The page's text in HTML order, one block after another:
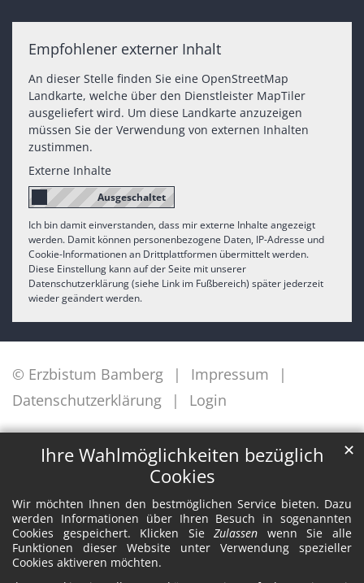
Ihre Wahlmöglichkeiten bezüglich
Cookies
Wir möchten Ihnen den bestmöglichen Service bieten. Dazu
werden Informationen über Ihren Besuch in sogenannten
Cookies gespeichert. Klicken SieZulassen wenn Sie alle
Funktionen dieser Website unter Verwendung spezieller
Cookies aktiveren möchten.
✕
Empfohlener externer Inhalt
An dieser Stelle finden Sie eine OpenStreetMap
Landkarte, welche über den Dienstleister MapTiler
ausgeliefert wird. Um diese Landkarte anzuzeigen
müssen Sie der Verwendung von externen Inhalten
zustimmen.
Externe Inhalte
Ich bin damit einverstanden, dass mir externe Inhalte angezeigt
werden. Damit können personenbezogene Daten, IP-Adresse und
Cookie-Informationen an Drittplattformen übermittelt werden.
Diese Einstellung kann auf der Seite mit unserer
Datenschutzerklärung (siehe Link im Fußbereich) später jederzeit
wieder geändert werden.
© Erzbistum Bamberg
Impressum
Datenschutzerklärung
Login